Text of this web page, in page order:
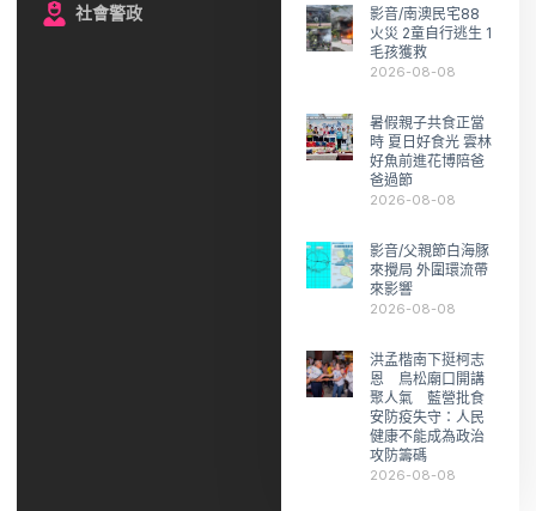
社會警政
影音/南澳民宅88
火災 2童自行逃生 1
毛孩獲救
2026-08-08
暑假親子共食正當
時 夏日好食光 雲林
好魚前進花博陪爸
爸過節
2026-08-08
影音/父親節白海豚
來攪局 外圍環流帶
來影響
2026-08-08
洪孟楷南下挺柯志
恩 鳥松廟口開講
聚人氣 藍營批食
安防疫失守：人民
健康不能成為政治
攻防籌碼
2026-08-08